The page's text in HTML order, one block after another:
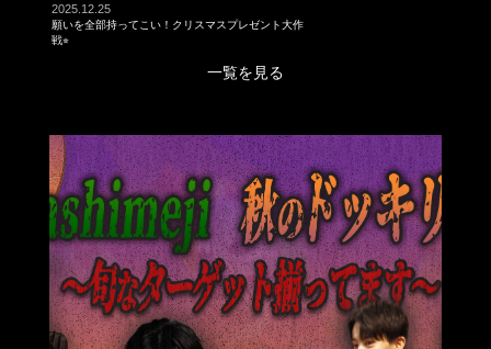
2025.12.25
願いを全部持ってこい！クリスマスプレゼント大作
戦⭐︎
一覧を見る